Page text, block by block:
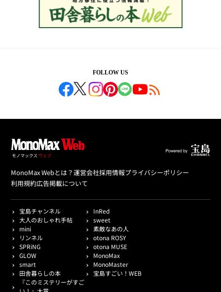
FOLLOW US
MonoMax Webとは？運営会社採用情報プライバシーポリシー
利用規約広告掲載について
宝島チャンネル
InRed
大人のおしゃれ手帖
sweet
mini
素敵なあの人
リンネル
otona ROSY
SPRiNG
otona MUSE
GLOW
MonoMax
smart
MonoMaster
田舎暮らしの本
宝島すごい！WEB
『このミステリーがすご